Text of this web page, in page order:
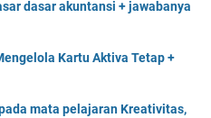
dasar akuntansi + jawabanya
Kartu Aktiva Tetap +
mata pelajaran Kreativitas,